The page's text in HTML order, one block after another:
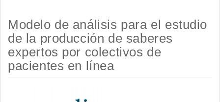
Modelo de análisis para el estudio
de la producción de saberes
expertos por colectivos de
pacientes en línea